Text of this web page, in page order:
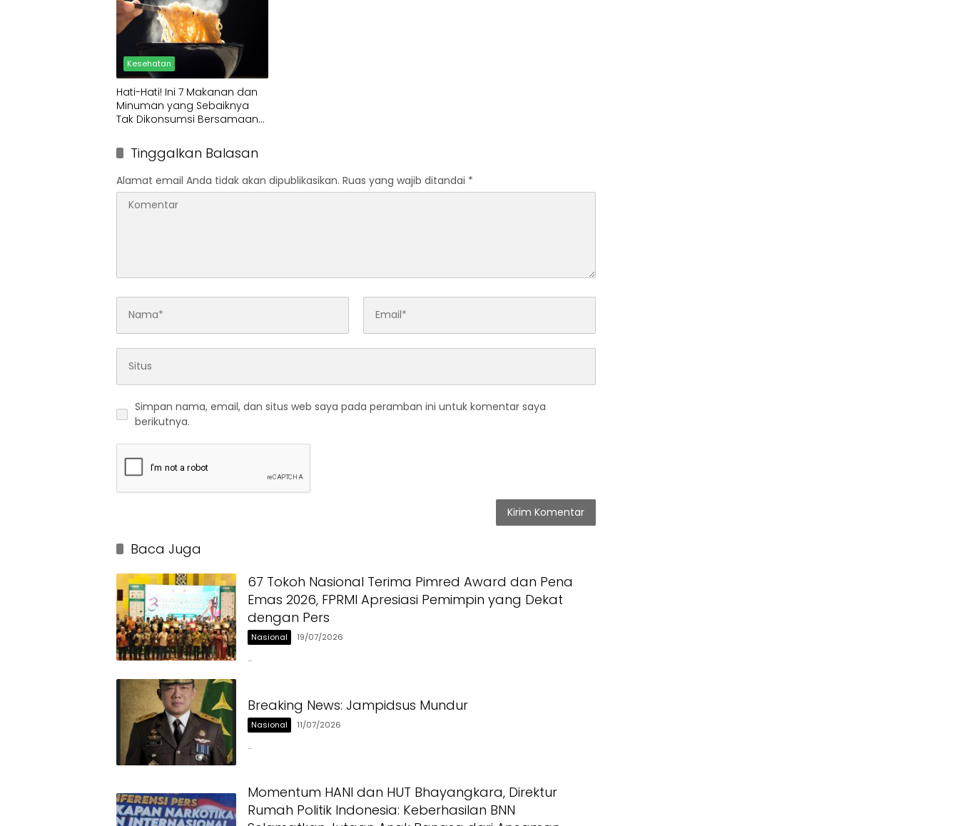
Kesehatan
Hati-Hati! Ini 7 Makanan dan
Minuman yang Sebaiknya
Tak Dikonsumsi Bersamaan
Tinggalkan Balasan
Alamat email Anda tidak akan dipublikasikan. Ruas yang wajib ditandai *
Simpan nama, email, dan situs web saya pada peramban ini untuk komentar saya
berikutnya.
Baca Juga
67 Tokoh Nasional Terima Pimred Award dan Pena
Emas 2026, FPRMI Apresiasi Pemimpin yang Dekat
dengan Pers
Nasional 19/07/2026
…
Breaking News: Jampidsus Mundur
Nasional 11/07/2026
…
Momentum HANI dan HUT Bhayangkara, Direktur
Rumah Politik Indonesia: Keberhasilan BNN